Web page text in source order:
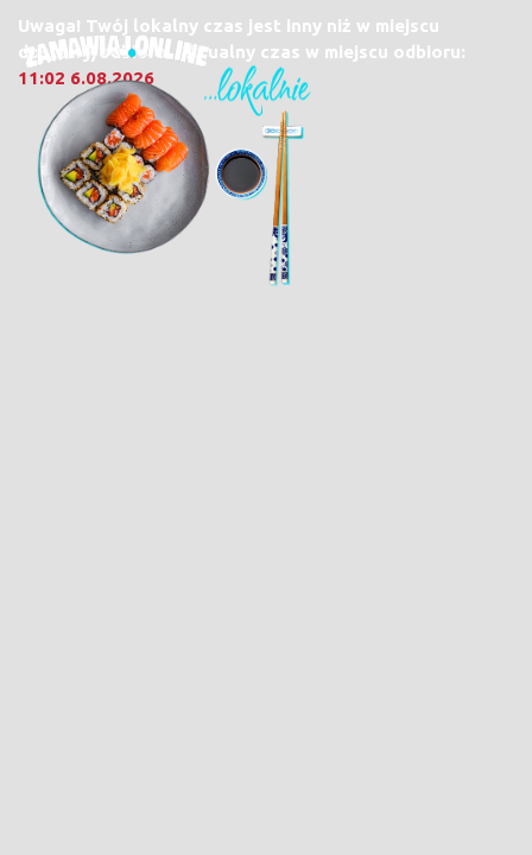
Uwaga! Twój lokalny czas jest inny niż w miejscu
dostawy/odbioru. Aktualny czas w miejscu odbioru:
11:02 6.08.2026